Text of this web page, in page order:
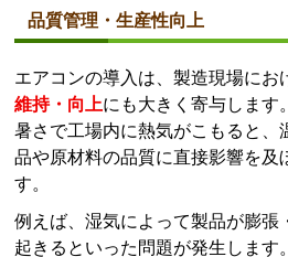
品質管理・生産性向上
エアコンの導入は、製造現場にお
維持・向上にも大きく寄与します。
暑さで工場内に熱気がこもると、
品や原材料の品質に直接影響を及
す。
例えば、湿気によって製品が膨張
起きるといった問題が発生します。